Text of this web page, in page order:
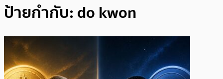
ป้ายกำกับ: do kwon